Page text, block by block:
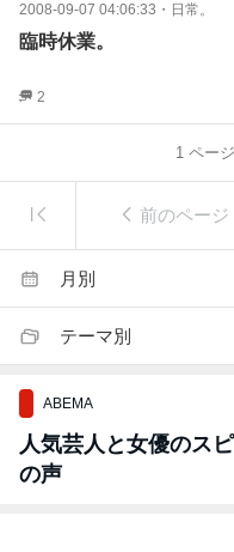
2008-09-07 04:06:33 ・ 日常。
臨時休業。
2
1ペー
前のページ
月別
テーマ別
ABEMA
人気芸人と女優のス
の声